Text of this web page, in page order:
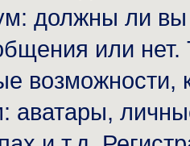
должны ли вы
или
аватары,